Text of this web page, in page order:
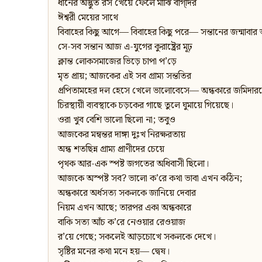
ধানের অদ্ভুত রস খেয়ে ফেলে মাঝি বাগ্‌দির
ঈশ্বরী মেয়ের সাথে
বিবাহের কিছু আগে— বিবাহের কিছু পরে— সন্তানের
সে-সব সন্তান আজ এ-যুগের কুরাষ্ট্রের মূঢ়
ক্লান্ত লোকসমাজের ভিড়ে চাপা প’ড়ে
মৃত প্রায়; আজকের এই সব গ্রাম্য সন্ততির
প্রপিতামহের দল হেসে খেলে ভালোবেসে— অন্ধকারে
চিরস্থায়ী ব্যবস্থাকে চড়কের গাছে তুলে ঘুমায়ে গিয়েছে।
ওরা খুব বেশি ভালো ছিলো না; তবুও
আজকের মন্বন্তর দাঙ্গা দুঃখ নিরক্ষরতায়
অন্ধ শতছিন্ন গ্রাম্য প্রাণীদের চেয়ে
পৃথক আর-এক স্পষ্ট জগতের অধিবাসী ছিলো।
আজকে অস্পষ্ট সব? ভালো ক’রে কথা ভাবা এখন কঠিন;
অন্ধকারে অর্ধসত্য সকলকে জানিয়ে দেবার
নিয়ম এখন আছে; তারপর একা অন্ধকারে
বাকি সত্য আঁচ ক’রে নেওয়ার রেওয়াজ
র’য়ে গেছে; সকলেই আড়চোখে সকলকে দেখে।
সৃষ্টির মনের কথা মনে হয়— দ্বেষ।